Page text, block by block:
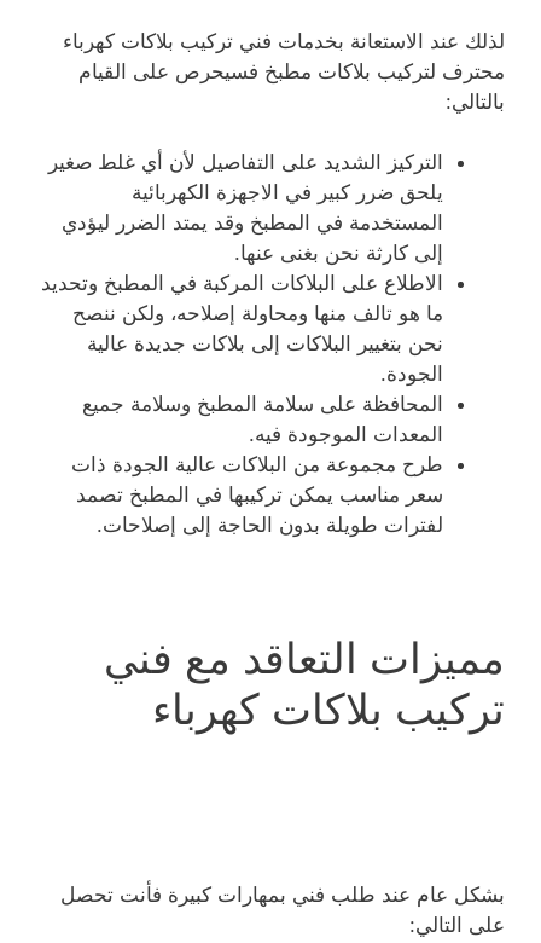
لذلك عند الاستعانة بخدمات فني تركيب بلاكات كهرباء
محترف لتركيب بلاكات مطبخ فسيحرص على القيام
بالتالي:
التركيز الشديد على التفاصيل لأن أي غلط صغير
يلحق ضرر كبير في الاجهزة الكهربائية
المستخدمة في المطبخ وقد يمتد الضرر ليؤدي
إلى كارثة نحن بغنى عنها.
الاطلاع على البلاكات المركبة في المطبخ وتحديد
ما هو تالف منها ومحاولة إصلاحه، ولكن ننصح
نحن بتغيير البلاكات إلى بلاكات جديدة عالية
الجودة.
المحافظة على سلامة المطبخ وسلامة جميع
المعدات الموجودة فيه.
طرح مجموعة من البلاكات عالية الجودة ذات
سعر مناسب يمكن تركيبها في المطبخ تصمد
لفترات طويلة بدون الحاجة إلى إصلاحات.
مميزات التعاقد مع فني
تركيب بلاكات كهرباء
بشكل عام عند طلب فني بمهارات كبيرة فأنت تحصل
على التالي: